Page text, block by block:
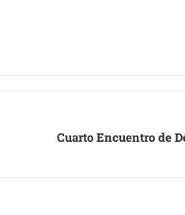
Cuarto Encuentro de